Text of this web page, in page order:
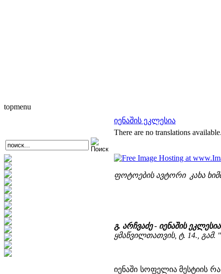
topmenu
იენაშის ეკლესია
There are no translations
ფოტოების ავტორი კახა
გ. არჩვაძე - იენაშის
ყმაწვილთათვის, ტ. 14., გამ.
იენაში სოფელია მესტიის